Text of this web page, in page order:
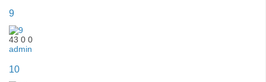
9
43 0 0
admin
10